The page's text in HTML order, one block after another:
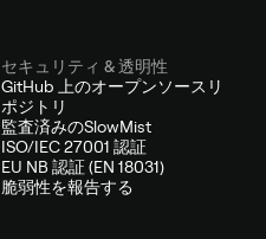
セキュリティ & 透明性
GitHub 上のオープンソースリ
ポジトリ
監査済みのSlowMist
ISO/IEC 27001 認証
EU NB 認証 (EN 18031)
脆弱性を報告する